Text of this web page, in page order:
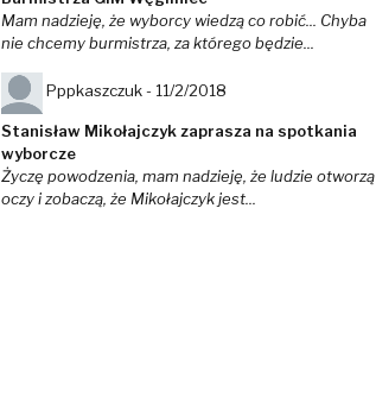
Mam nadzieję, że wyborcy wiedzą co robić... Chyba
nie chcemy burmistrza, za którego będzie...
Pppkaszczuk - 11/2/2018
Stanisław Mikołajczyk zaprasza na spotkania
wyborcze
Życzę powodzenia, mam nadzieję, że ludzie otworzą
oczy i zobaczą, że Mikołajczyk jest...